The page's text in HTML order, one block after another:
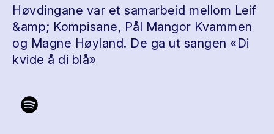
Høvdingane var et samarbeid mellom Leif
&amp; Kompisane, Pål Mangor Kvammen
og Magne Høyland. De ga ut sangen «Di
kvide å di blå»